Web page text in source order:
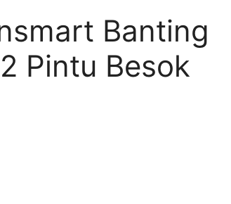
Banting
Pintu Besok